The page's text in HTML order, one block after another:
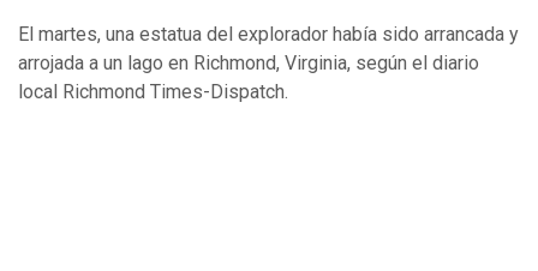
El martes, una estatua del explorador había sido arrancada y
arrojada a un lago en Richmond, Virginia, según el diario
local Richmond Times-Dispatch.